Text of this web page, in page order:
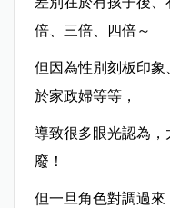
倍、三倍、四倍～
但因為性別刻板印
於家政婦等等，
導致很多眼光認為
廢！
但一旦角色對調過來